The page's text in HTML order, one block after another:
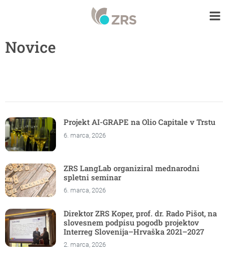
Novice
Projekt AI-GRAPE na Olio Capitale v Trstu
6. marca, 2026
ZRS LangLab organiziral mednarodni
spletni seminar
6. marca, 2026
Direktor ZRS Koper, prof. dr. Rado Pišot, na
slovesnem podpisu pogodb projektov
Interreg Slovenija–Hrvaška 2021–2027
2. marca, 2026